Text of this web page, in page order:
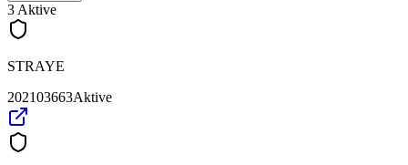
3 Aktive
STRAYE
202103663Aktive